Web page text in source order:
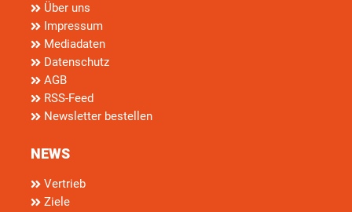
Über uns
Impressum
Mediadaten
Datenschutz
AGB
RSS-Feed
Newsletter bestellen
NEWS
Vertrieb
Ziele